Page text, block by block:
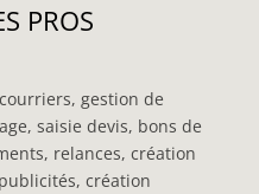
PROS
gestion de
saisie devis, bons de
relances, création
création